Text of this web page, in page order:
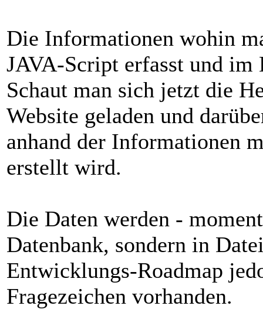
Die Informationen wohin
JAVA-Script erfasst und im
Schaut man sich jetzt die
Website geladen und
anhand der Informationen
erstellt wird.
Die Daten werden -
Datenbank, sondern in
Entwicklungs-Roadmap
Fragezeichen vorhanden.